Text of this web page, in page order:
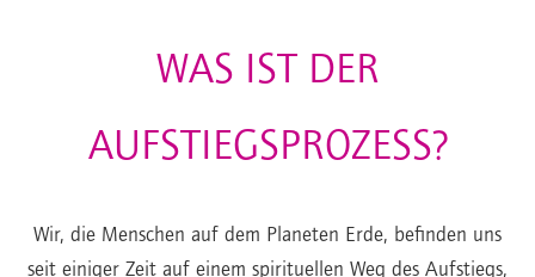
WAS IST DER
AUFSTIEGSPROZESS?
Wir, die Menschen auf dem Planeten Erde, befinden uns
seit einiger Zeit auf einem spirituellen Weg des Aufstiegs,